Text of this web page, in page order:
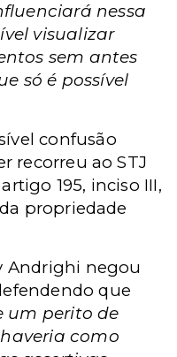
nessa
visualizar
sem antes
só é possível
confusão
recorreu ao STJ
195, inciso III,
propriedade
Andrighi negou
que
um perito de
como